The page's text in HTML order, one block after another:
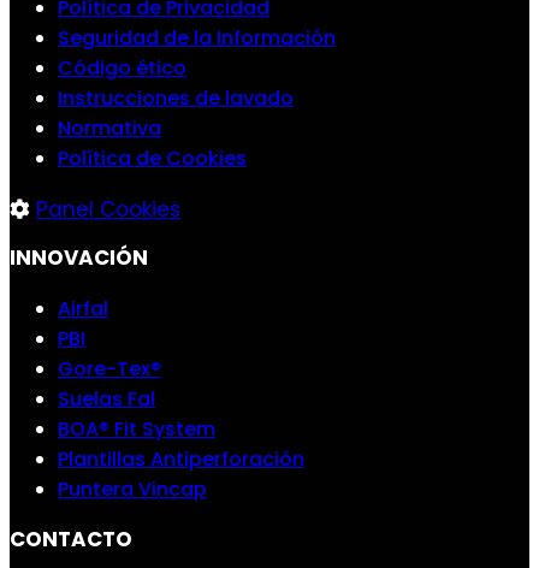
Política de Privacidad
Seguridad de la Información
Código ético
Instrucciones de lavado
Normativa
Política de Cookies
Panel Cookies
INNOVACIÓN
Airfal
PBI
Gore-Tex®
Suelas Fal
BOA® Fit System
Plantillas Antiperforación
Puntera Vincap
CONTACTO